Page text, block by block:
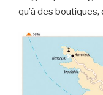
qu’à des